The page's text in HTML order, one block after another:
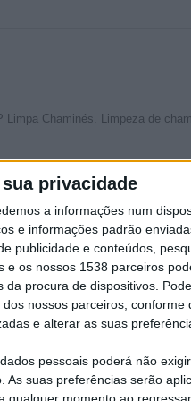
privacidade
a informações num
e informações padrão
publicidade e conteúdos,
e os nossos 1538 parceiros
procura de dispositivos.
nossos parceiros, conforme
e alterar as suas
pessoais poderá não
suas preferências serão
Chaminés. Limpeza de
colocamos sua curtina,